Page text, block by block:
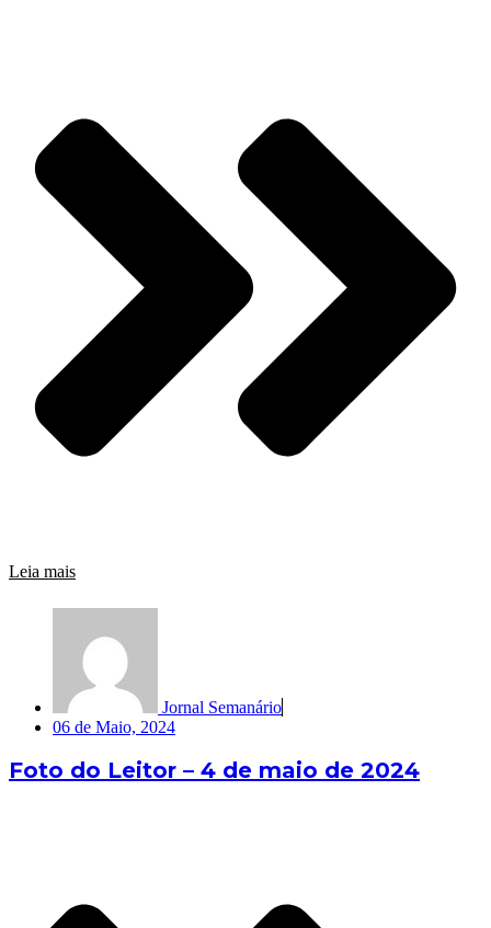
Leia mais
Jornal Semanário
06 de Maio, 2024
Foto do Leitor – 4 de maio de 2024